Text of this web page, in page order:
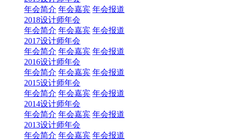
年会简介 年会嘉宾 年会报道
2018设计师年会
年会简介 年会嘉宾 年会报道
2017设计师年会
年会简介 年会嘉宾 年会报道
2016设计师年会
年会简介 年会嘉宾 年会报道
2015设计师年会
年会简介 年会嘉宾 年会报道
2014设计师年会
年会简介 年会嘉宾 年会报道
2013设计师年会
年会简介 年会嘉宾 年会报道